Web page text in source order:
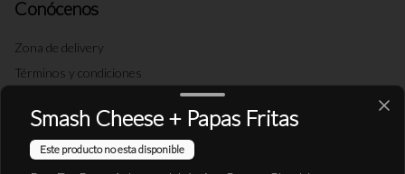
Conócenos
Zona de delivery
Términos y condiciones
Redes sociales
Smash Cheese + Papas Fritas
Este producto no esta disponible